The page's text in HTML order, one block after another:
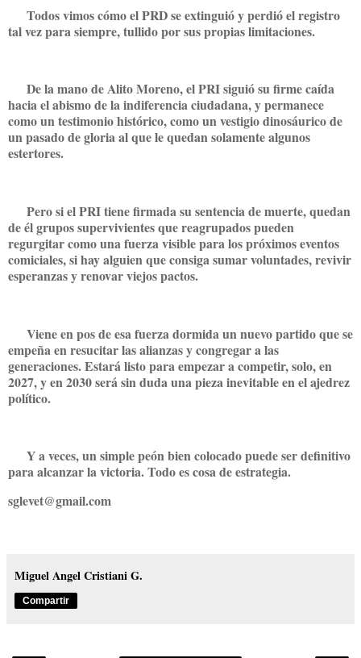
Todos vimos cómo el PRD se extinguió y perdió el registro
tal vez para siempre, tullido por sus propias limitaciones.
De la mano de Alito Moreno, el PRI siguió su firme caída
hacia el abismo de la indiferencia ciudadana, y permanece
como un testimonio histórico, como un vestigio dinosáurico de
un pasado de gloria al que le quedan solamente algunos
estertores.
Pero si el PRI tiene firmada su sentencia de muerte, quedan
de él grupos supervivientes que reagrupados pueden
regurgitar como una fuerza visible para los próximos eventos
comiciales, si hay alguien que consiga sumar voluntades, revivir
esperanzas y renovar viejos pactos.
Viene en pos de esa fuerza dormida un nuevo partido que se
empeña en resucitar las alianzas y congregar a las
generaciones. Estará listo para empezar a competir, solo, en
2027, y en 2030 será sin duda una pieza inevitable en el ajedrez
político.
Y a veces, un simple peón bien colocado puede ser definitivo
para alcanzar la victoria. Todo es cosa de estrategia.
sglevet@gmail.com
Miguel Angel Cristiani G.
Compartir